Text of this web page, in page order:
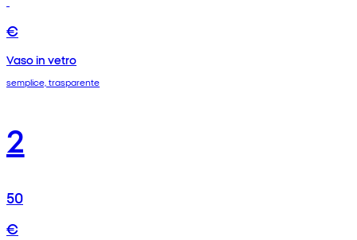
€
Vaso in vetro
semplice, trasparente
2
50
€